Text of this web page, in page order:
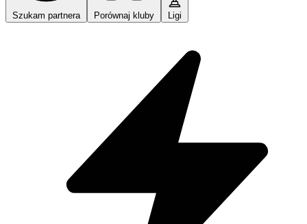
Szukam partnera Porównaj kluby Ligi